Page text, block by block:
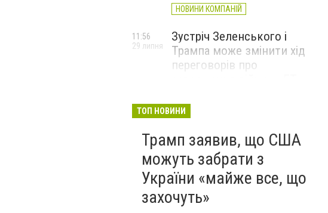
НОВИНИ КОМПАНІЙ
Зустріч Зеленського і
Трампа може змінити хід
переговорів про
11:56
29 липня
ТОП НОВИНИ
Трамп заявив, що США
можуть забрати з
України «майже все, що
захочуть»